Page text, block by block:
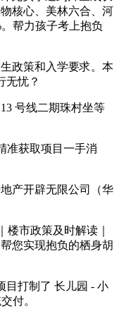
核心、美林六合、河
帮力孩子考上抱负
政策和入学要求。本
无忧？
号线二期珠村坐等
准获取项目一手消
产开辟无限公司（华
市政策及时解读｜
您实现抱负的栖身胡
打制了 长儿园 - 小
付。